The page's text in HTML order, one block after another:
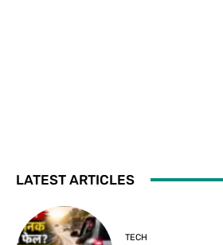
LATEST ARTICLES
TECH